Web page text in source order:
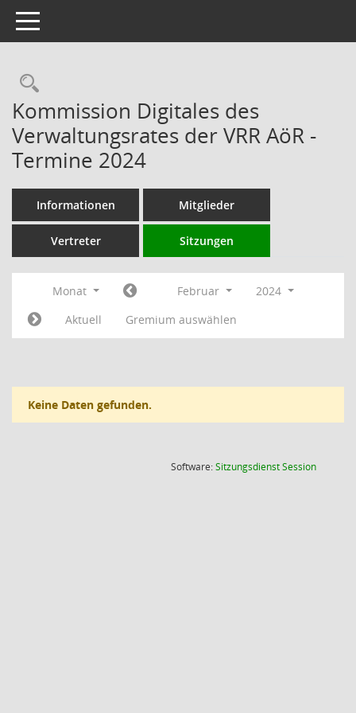
Toggle navigation
Rechercheauswahl
Kommission Digitales des
Verwaltungsrates der VRR AöR -
Termine 2024
Informationen Mitglieder
Vertreter Sitzungen
Monat Februar
2024
Aktuell
Gremium auswählen
Keine Daten gefunden.
Software:SitzungsdienstSession(Wird in